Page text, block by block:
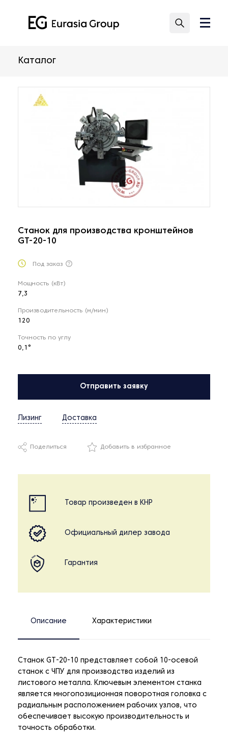
Каталог
Станок для производства кронштейнов
GT-20-10
Под заказ
Мощность (кВт)
7,3
Производительность (м/мин)
120
Точность по углу
0,1°
Отправить заявку
Лизинг Доставка
Поделиться Добавить в избранное
Товар произведен в КНР
Официальный дилер завода
Гарантия
Описание Характеристики
Станок GT-20-10 представляет собой 10-осевой
станок с ЧПУ для производства изделий из
листового металла. Ключевым элементом станка
является многопозиционная поворотная головка с
радиальным расположением рабочих узлов, что
обеспечивает высокую производительность и
точность обработки.